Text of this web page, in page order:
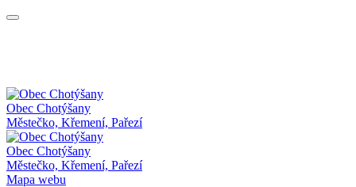
Obec Chotýšany
Městečko, Křemení, Pařezí
Obec Chotýšany
Městečko, Křemení, Pařezí
Mapa webu